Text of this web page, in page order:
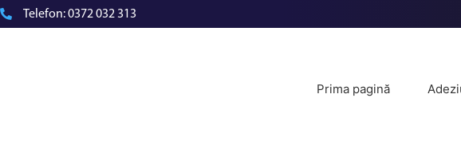
Telefon:0372 032 313
Prima pagină